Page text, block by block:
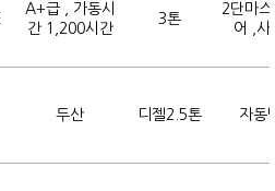
A+급 , 가동시
간 1,200시간
3톤
2단마
어 ,사
두산 디젤2.5톤 자동